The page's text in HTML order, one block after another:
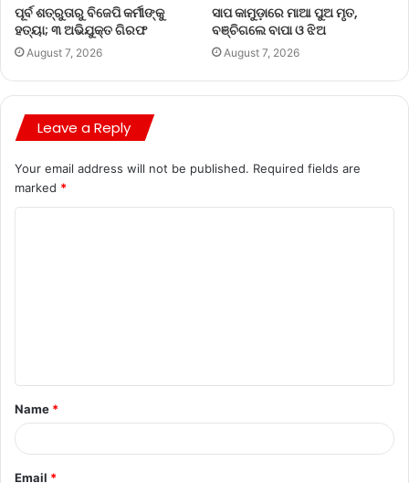
ପୂର୍ବ ଶତ୍ରୁତାରୁ ବିଜେପି କର୍ମୀଙ୍କୁ
ହତ୍ୟା; ୩ ଅଭିଯୁକ୍ତ ଗିରଫ
August 7, 2026
ସାପ କାମୁଡ଼ାରେ ମାଆ ପୁଅ ମୃତ,
ବଞ୍ଚିଗଲେ ବାପା ଓ ଝିଅ
August 7, 2026
Leave a Reply
Your email address will not be published. Required fields are
marked *
Name *
Email *